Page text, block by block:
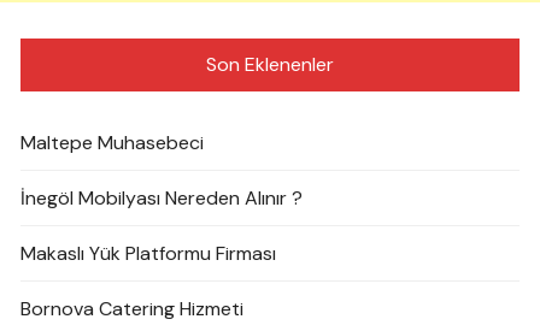
Son Eklenenler
Maltepe Muhasebeci
İnegöl Mobilyası Nereden Alınır ?
Makaslı Yük Platformu Firması
Bornova Catering Hizmeti